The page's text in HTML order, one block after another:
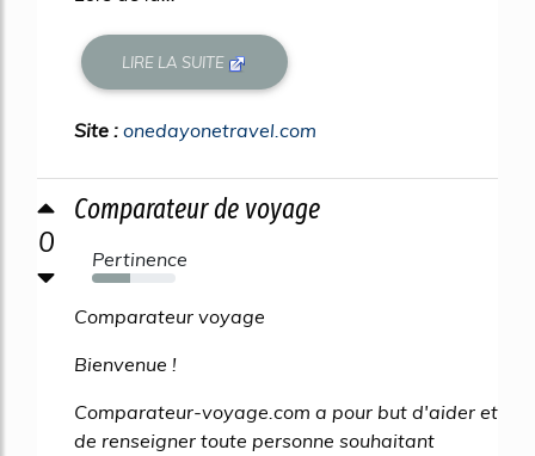
LIRE LA SUITE
Site : onedayonetravel.com
0
Comparateur de voyage
Pertinence
46%
Comparateur voyage
Bienvenue !
Comparateur-voyage.com a pour but d'aider et
de renseigner toute personne souhaitant